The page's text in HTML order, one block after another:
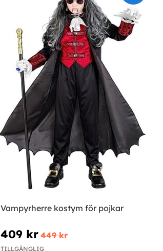
Vampyrherre kostym för pojkar
409 kr 449 kr
TILLGÄNGLIG